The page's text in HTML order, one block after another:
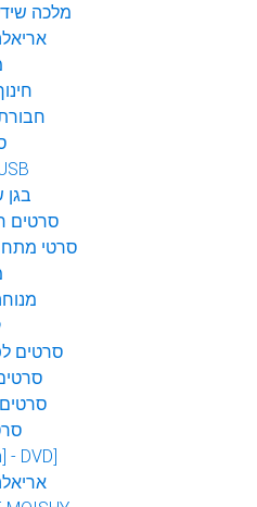
מלכה
בגן
סרטים
סרטי
סרטים
- DVD]